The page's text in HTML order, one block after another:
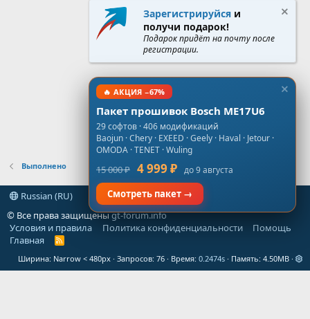
Выполнено
Russian (RU)
© Все права защищеныgt-forum.info
Условия и правила
Политика конфиденциальности
Помощь
Главная
R
S
Ширина Запросов 76 Время 0.2474s Память 4.50MB
Зарегистрируйся и
получи подарок!
Подарок придёт на почту после
регистрации.
🔥 АКЦИЯ −67%
Пакет прошивок Bosch ME17U6
29 софтов · 406 модификаций
Baojun · Chery · EXEED · Geely · Haval · Jetour ·
OMODA · TENET · Wuling
15 000 ₽ 4 999 ₽ до 9 августа
Смотреть пакет →